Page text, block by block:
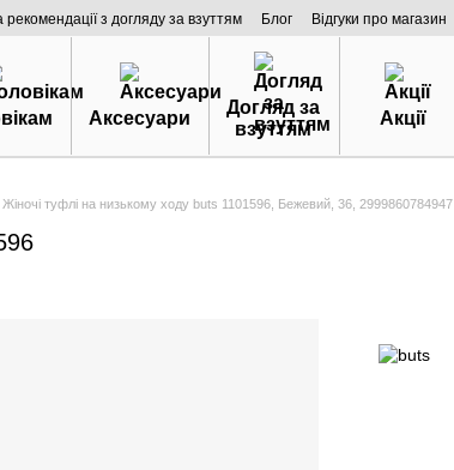
рекомендації з догляду за взуттям Блог Відгуки про магазин
Аксесуари
Догляд за
взуттям
Акції
Жіночі туфлі на низькому ходу buts 1101596, Бежевий, 36, 2999860784947